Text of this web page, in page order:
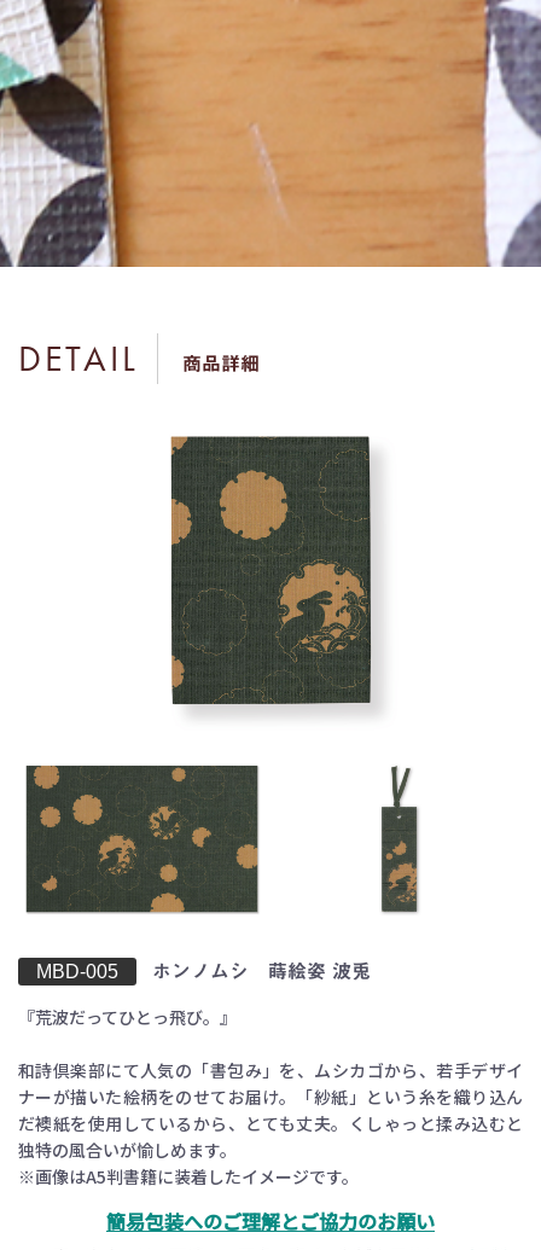
DETAIL 商品詳細
MBD-005 ホンノムシ 蒔絵姿 波兎
『荒波だってひとっ飛び。』
和詩倶楽部にて人気の「書包み」を、ムシカゴから、若手デザイ
ナーが描いた絵柄をのせてお届け。「紗紙」という糸を織り込ん
だ襖紙を使用しているから、とても丈夫。くしゃっと揉み込むと
独特の風合いが愉しめます。
※画像はA5判書籍に装着したイメージです。
簡易包装へのご理解とご協力のお願い
お買い物を続ける カートへ進む